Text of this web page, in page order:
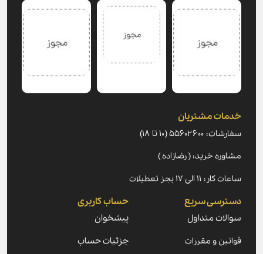
خدمات مشتریان
سفارشات: ۵۵۶۰۲۶۰۰ (۱۰ تا ۱۸)
مشاوره خرید: ( رضازاده )
ساعات کار: ۱۱ الی ۱۷ بجز تعطیلات
دسترسی سریع
سوالات متداول
قوانین و مقررات
حساب کاربری
پیشخوان
جزئیات حساب